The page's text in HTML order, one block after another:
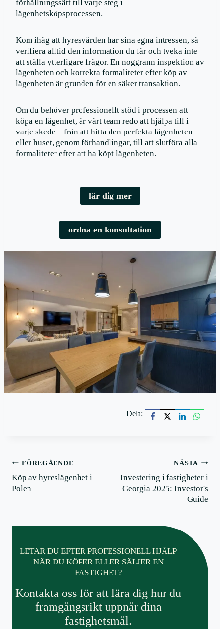
förhållningssätt till varje steg i
lägenhetsköpsprocessen.
Kom ihåg att hyresvärden har sina egna intressen, så
verifiera alltid den information du får och tveka inte
att ställa ytterligare frågor. En noggrann inspektion av
lägenheten och korrekta formaliteter efter köp av
lägenheten är grunden för en säker transaktion.
Om du behöver professionellt stöd i processen att
köpa en lägenhet, är vårt team redo att hjälpa till i
varje skede – från att hitta den perfekta lägenheten
eller huset, genom förhandlingar, till att slutföra alla
formaliteter efter att ha köpt lägenheten.
lär dig mer
ordna en konsultation
Dela:
Postnavigering
FÖREGÅENDE
Köp av hyreslägenhet i
Polen
NÄSTA
Investering i fastigheter i
Georgia 2025: Investor's
Guide
LETAR DU EFTER PROFESSIONELL HJÄLP
NÄR DU KÖPER ELLER SÄLJER EN
FASTIGHET?
Kontakta oss för att lära dig hur du
framgångsrikt uppnår dina
fastighetsmål.